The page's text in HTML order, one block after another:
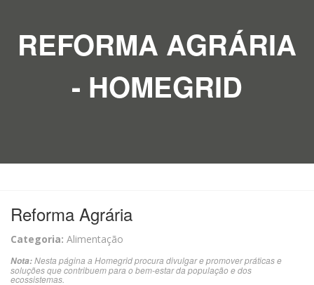
REFORMA AGRÁRIA
- HOMEGRID
Reforma Agrária
Categoria: Alimentação
Nota:Nesta página a Homegrid procura divulgar e promover práticas e
soluções que contribuem para o bem-estar da população e dos
ecossistemas.